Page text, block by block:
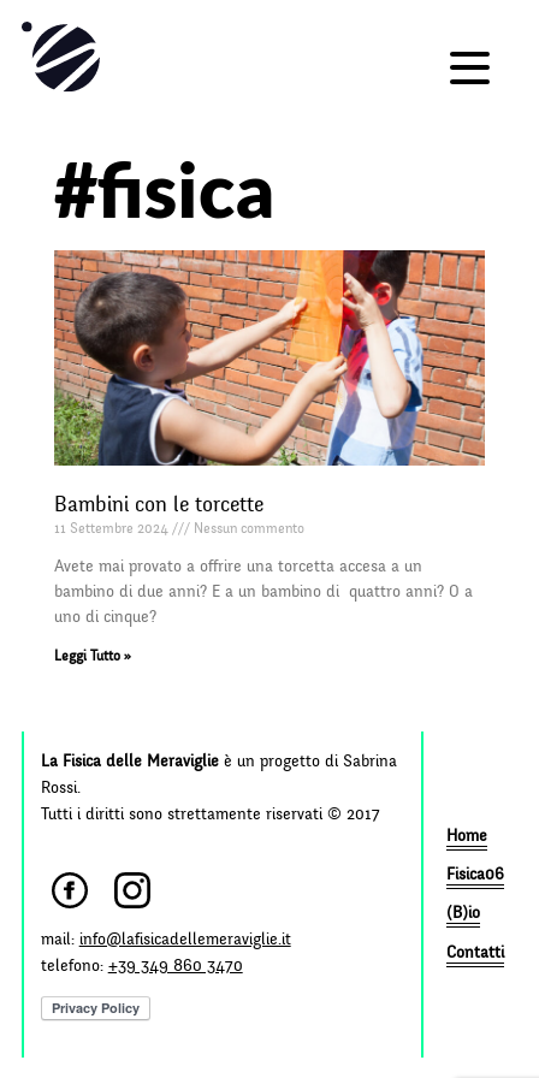
#fisica
Bambini con le torcette
11 Settembre 2024 Nessun commento
Avete mai provato a offrire una torcetta accesa a un
bambino di due anni? E a un bambino di quattro anni? O a
uno di cinque?
Leggi Tutto »
La Fisica delle Meraviglieè un progetto di Sabrina
Rossi.
Tutti i diritti sono strettamente riservati © 2017
mail: info@lafisicadellemeraviglie.it
telefono: +39 349 860 3470
Home
Fisica06
(B)io
Contatti